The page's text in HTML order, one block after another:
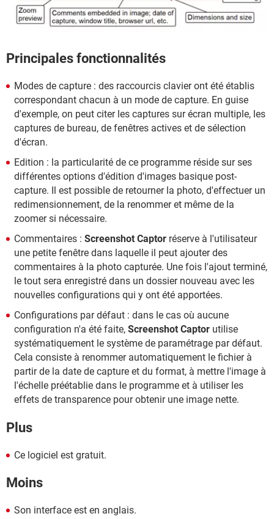
Principales fonctionnalités
Modes de capture : des raccourcis clavier ont été établis
correspondant chacun à un mode de capture. En guise
d'exemple, on peut citer les captures sur écran multiple, les
captures de bureau, de fenêtres actives et de sélection
d'écran.
Edition : la particularité de ce programme réside sur ses
différentes options d'édition d'images basique post-
capture. Il est possible de retourner la photo, d'effectuer un
redimensionnement, de la renommer et même de la
zoomer si nécessaire.
Commentaires : Screenshot Captor réserve à l'utilisateur
une petite fenêtre dans laquelle il peut ajouter des
commentaires à la photo capturée. Une fois l'ajout terminé,
le tout sera enregistré dans un dossier nouveau avec les
nouvelles configurations qui y ont été apportées.
Configurations par défaut : dans le cas où aucune
configuration n'a été faite, Screenshot Captor utilise
systématiquement le système de paramétrage par défaut.
Cela consiste à renommer automatiquement le fichier à
partir de la date de capture et du format, à mettre l'image à
l'échelle préétablie dans le programme et à utiliser les
effets de transparence pour obtenir une image nette.
Plus
Ce logiciel est gratuit.
Moins
Son interface est en anglais.